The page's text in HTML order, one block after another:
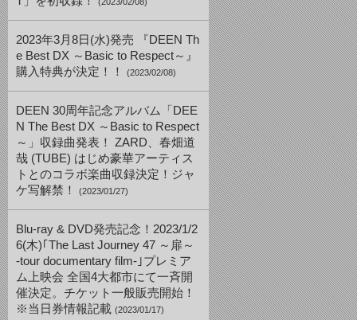
2023年3月8日(水)発売 『DEEN Th
e Best DX ～Basic to Respect～』
購入特典が決定！！
(2023/02/08)
DEEN 30周年記念アルバム「DEE
N The Best DX ～Basic to Respect
～」収録曲発表！ ZARD、春畑道
哉 (TUBE) はじめ豪華アーティス
トとのコラボ楽曲収録決定！ジャ
ケ写解禁！
(2023/01/27)
Blu-ray & DVD発売記念！2023/1/2
6(木)｢The Last Journey 47 ～扉～
-tour documentary film-｣プレミア
ム上映会 全国4大都市にて一斉開
催決定。チケット一般販売開始！
※当日券情報記載 (2023/01/17)